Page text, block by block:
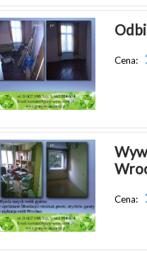
Cena:
Cena: